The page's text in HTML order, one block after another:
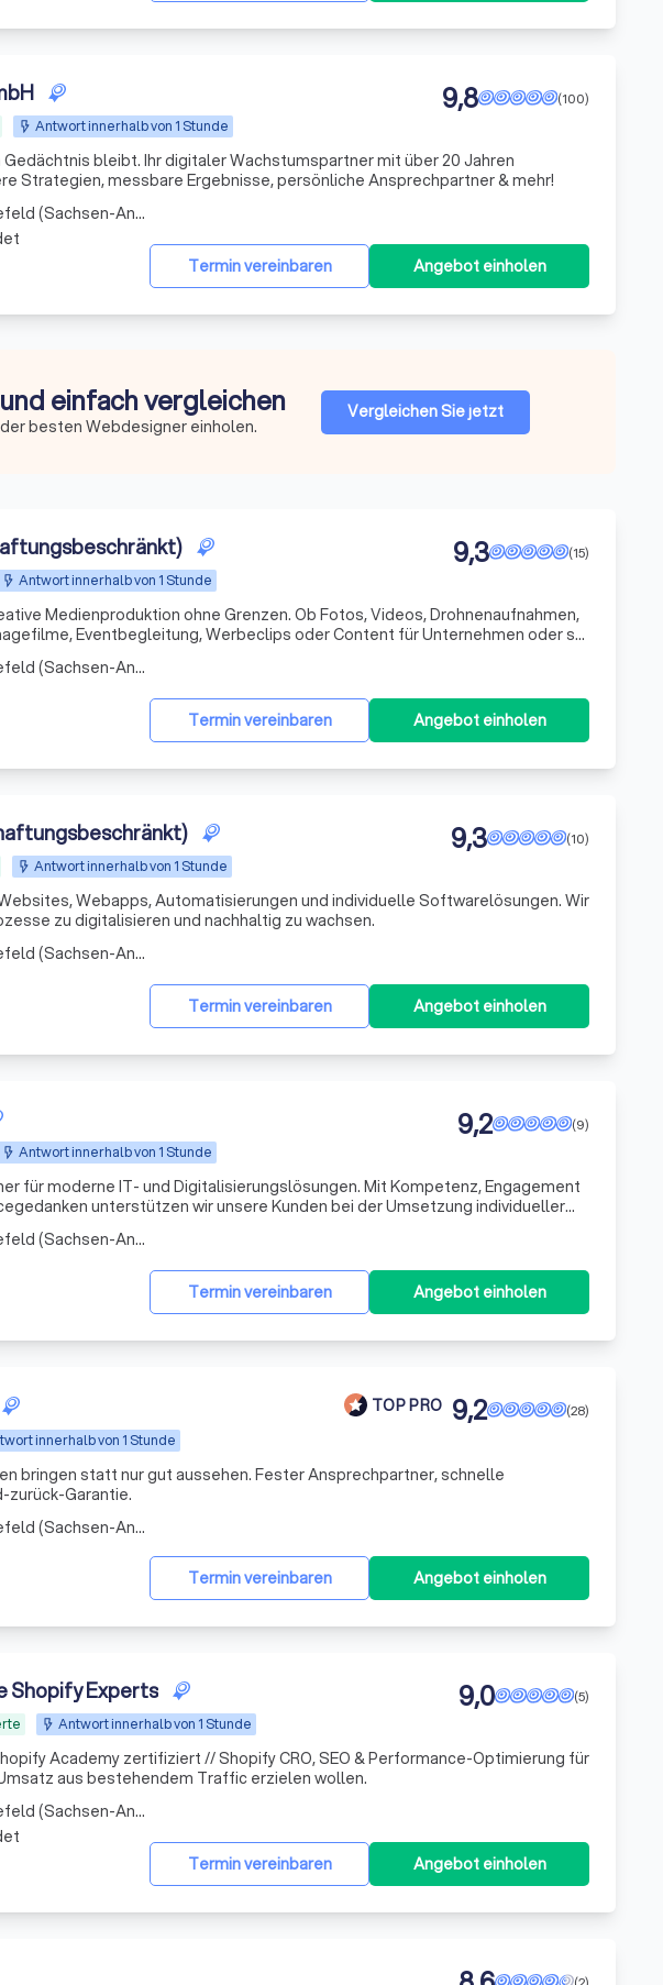
Antwort innerhalb von 1 Stunde
(100)
9,8
bleibt. Ihr digitaler Wachstumspartner mit über 20 Jahren
Strategien, messbare Ergebnisse, persönliche Ansprechpartner & mehr!
Termin vereinbaren Angebot einholen
Arbeitsbereich Lengefeld (Sachsen-Anhalt)
einfach vergleichen
besten Webdesigner einholen.
Vergleichen Sie jetzt
Antwort innerhalb von 1 Stunde
(15)
9,3
Medienproduktion ohne Grenzen. Ob Fotos, Videos, Drohnenaufnahmen,
Eventbegleitung, Werbeclips oder Content für Unternehmen oder sie
Termin vereinbaren Angebot einholen
Arbeitsbereich Lengefeld (Sachsen-Anhalt)
Antwort innerhalb von 1 Stunde
(10)
9,3
Webapps, Automatisierungen und individuelle Softwarelösungen. Wir
zu digitalisieren und nachhaltig zu wachsen.
Termin vereinbaren Angebot einholen
Arbeitsbereich Lengefeld (Sachsen-Anhalt)
Antwort innerhalb von 1 Stunde
(9)
9,2
für moderne IT- und Digitalisierungslösungen. Mit Kompetenz, Engagement
unterstützen wir unsere Kunden bei der Umsetzung individueller
Support-Team steht Ihnen jederzeit schnell, lösungsorientiert und persön
Termin vereinbaren Angebot einholen
Arbeitsbereich Lengefeld (Sachsen-Anhalt)
TOP PRO
innerhalb von 1 Stunde
(28)
9,2
bringen statt nur gut aussehen. Fester Ansprechpartner, schnelle
zurück-Garantie.
Termin vereinbaren Angebot einholen
Arbeitsbereich Lengefeld (Sachsen-Anhalt)
Shopify Experts
Antwort innerhalb von 1 Stunde
(5)
9,0
Academy zertifiziert // Shopify CRO, SEO & Performance-Optimierung für
aus bestehendem Traffic erzielen wollen.
Termin vereinbaren Angebot einholen
Arbeitsbereich Lengefeld (Sachsen-Anhalt)